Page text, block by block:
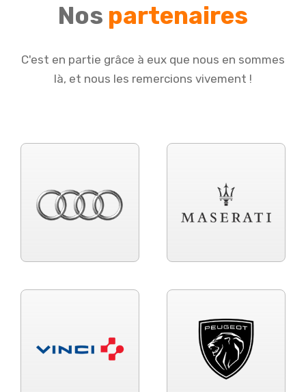
Nos partenaires
C'est en partie grâce à eux que nous en sommes
là, et nous les remercions vivement !